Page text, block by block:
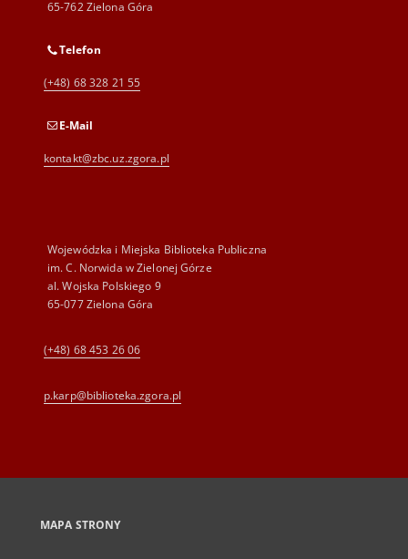
65-762 Zielona Góra
Telefon
(+48) 68 328 21 55
E-Mail
kontakt@zbc.uz.zgora.pl
Wojewódzka i Miejska Biblioteka Publiczna
im. C. Norwida w Zielonej Górze
al. Wojska Polskiego 9
65-077 Zielona Góra
(+48) 68 453 26 06
p.karp@biblioteka.zgora.pl
MAPA STRONY